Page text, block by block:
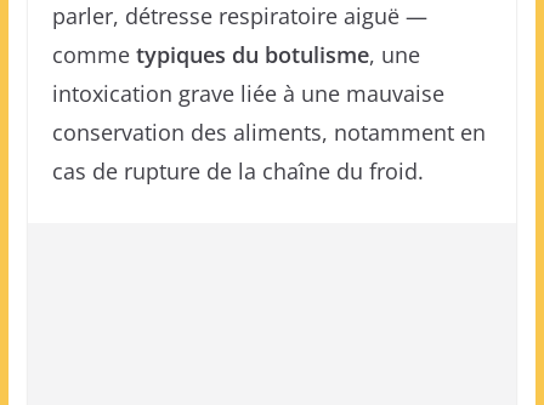
parler, détresse respiratoire aiguë —
comme typiques du botulisme, une
intoxication grave liée à une mauvaise
conservation des aliments, notamment en
cas de rupture de la chaîne du froid.